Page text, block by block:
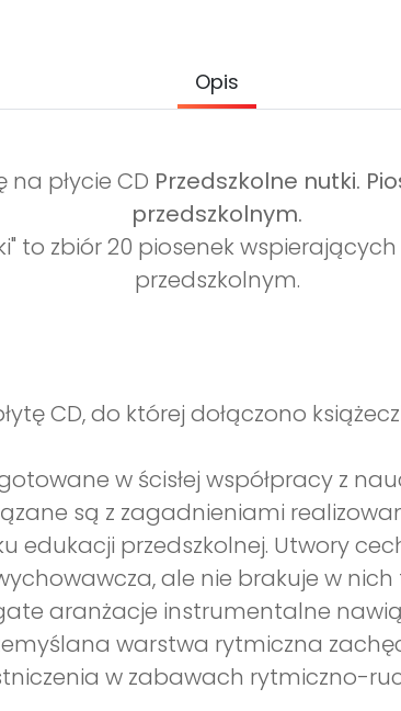
Opis
na płycie CD Przedszkolne nutki.
przedszkolnym.
to zbiór 20 piosenek
przedszkolnym.
CD, do której dołączono
w ścisłej współpracy z
są z zagadnieniami
edukacji przedszkolnej. Utwory
ale nie brakuje w
aranżacje instrumentalne
warstwa rytmiczna
w zabawach rytmiczno-